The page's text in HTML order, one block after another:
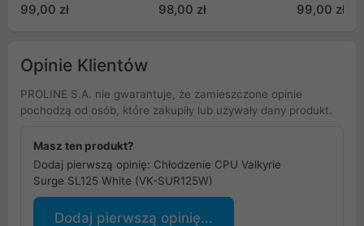
99,00 zł 98,00 zł 99,00 zł
Opinie Klientów
PROLINE S.A. nie gwarantuje, że zamieszczone opinie
pochodzą od osób, które zakupiły lub używały dany produkt.
Masz ten produkt?
Dodaj pierwszą opinię: Chłodzenie CPU Valkyrie
Surge SL125 White (VK-SUR125W)
Dodaj pierwszą opinię...